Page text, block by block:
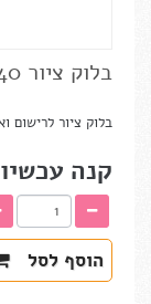
בלוק ציור 240 גרם A3
בלוק ציור לרישום ואיור 12 דף בבלוק נייר
קנה
הוסף לסל